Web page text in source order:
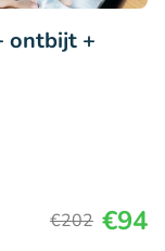
ontbijt +
€202 €94